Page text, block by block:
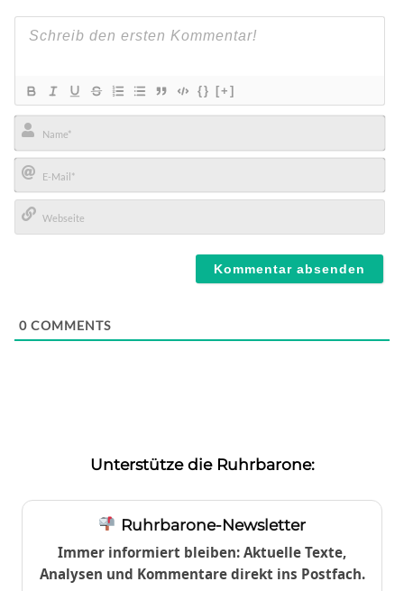
{} [+]
Name*
E-
Mail*
0 COMMENTS
Unterstütze die Ruhrbarone:
Ruhrbarone-Newsletter
Immer informiert bleiben: Aktuelle Texte,
Analysen und Kommentare direkt ins Postfach.